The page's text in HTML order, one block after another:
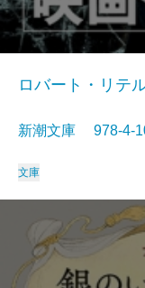
ロバート・リテ
新潮文庫 978-4-
文庫